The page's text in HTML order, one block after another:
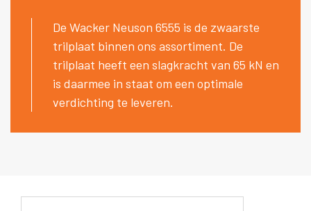
De Wacker Neuson 6555 is de zwaarste
trilplaat binnen ons assortiment. De
trilplaat heeft een slagkracht van 65 kN en
is daarmee in staat om een optimale
verdichting te leveren.